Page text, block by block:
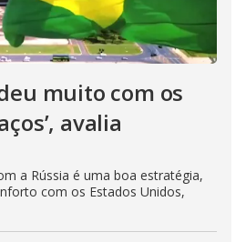
muito com os
avalia
a Rússia é uma boa estratégia,
com os Estados Unidos,